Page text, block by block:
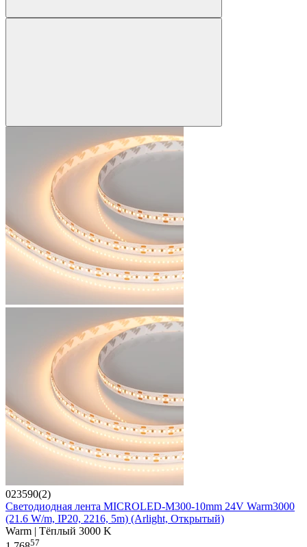
023590(2)
Светодиодная лента MICROLED-M300-10mm 24V Warm3000
(21.6 W/m, IP20, 2216, 5m) (Arlight, Открытый)
Warm | Тёплый 3000 K
57